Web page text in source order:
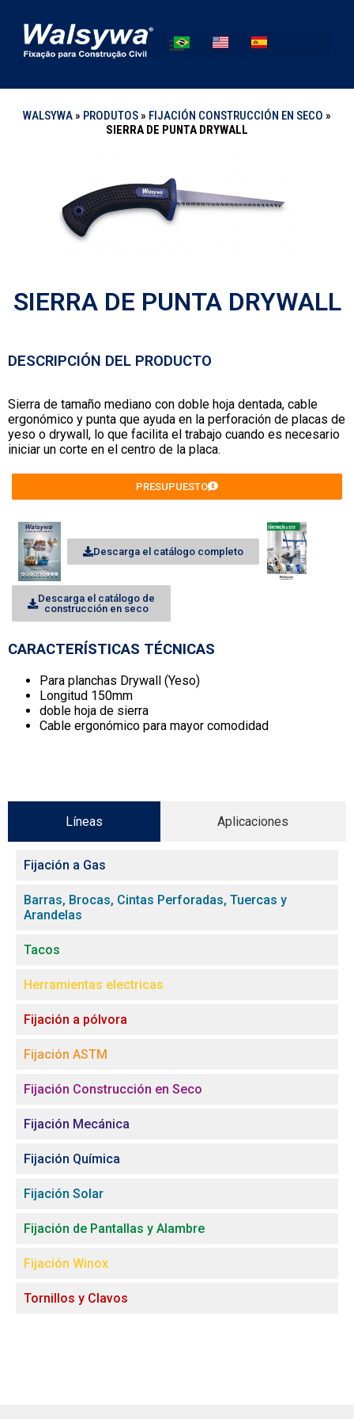
WALSYWA» PRODUTOS» FIJACIÓN CONSTRUCCIÓN EN SECO »
SIERRA DE PUNTA DRYWALL
SIERRA DE PUNTA DRYWALL
DESCRIPCIÓN DEL PRODUCTO
Sierra de tamaño mediano con doble hoja dentada, cable
ergonómico y punta que ayuda en la perforación de placas de
yeso o drywall, lo que facilita el trabajo cuando es necesario
iniciar un corte en el centro de la placa.
PRESUPUESTO
Descarga el catálogo completo
Descarga el catálogo de
construcción en seco
CARACTERÍSTICAS TÉCNICAS
Para planchas Drywall (Yeso)
Longitud 150mm
doble hoja de sierra
Cable ergonómico para mayor comodidad
Líneas Aplicaciones
Fijación a Gas
Barras, Brocas, Cintas Perforadas, Tuercas y
Arandelas
Tacos
Herramientas electricas
Fijación a pólvora
Fijación ASTM
Fijación Construcción en Seco
Fijación Mecánica
Fijación Química
Fijación Solar
Fijación de Pantallas y Alambre
Fijación Winox
Tornillos y Clavos